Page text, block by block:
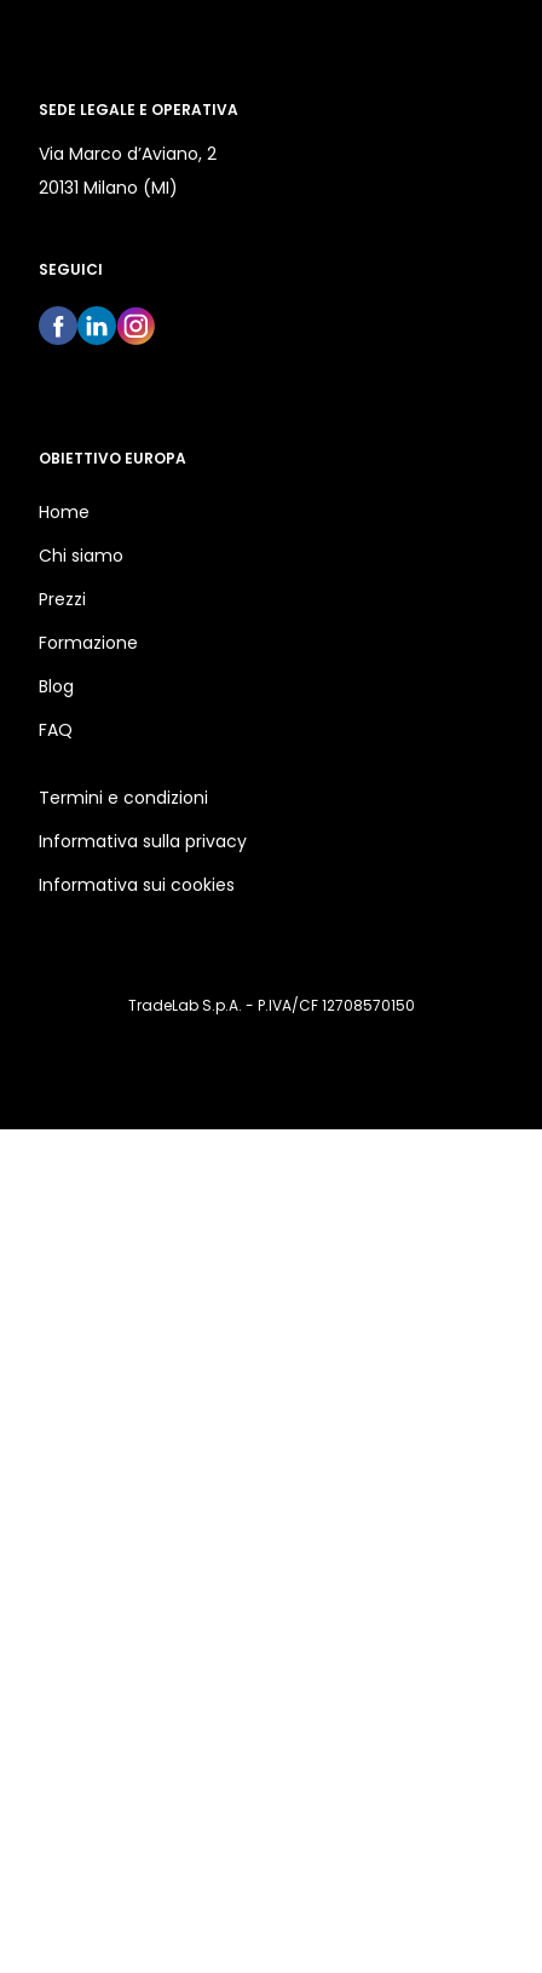
SEDE LEGALE E OPERATIVA
Via Marco d’Aviano, 2
20131 Milano (MI)
SEGUICI
OBIETTIVO EUROPA
Home
Chi siamo
Prezzi
Formazione
Blog
FAQ
Termini e condizioni
Informativa sulla privacy
Informativa sui cookies
TradeLab S.p.A. - P.IVA/CF 12708570150